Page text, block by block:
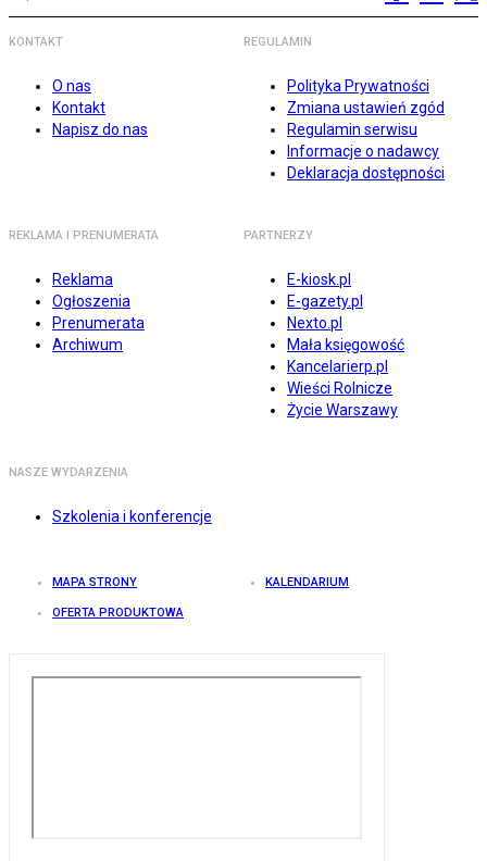
KONTAKT
O nas
Kontakt
Napisz do nas
REGULAMIN
Polityka Prywatności
Zmiana ustawień zgód
Regulamin serwisu
Informacje o nadawcy
Deklaracja dostępności
REKLAMA I PRENUMERATA
Reklama
Ogłoszenia
Prenumerata
Archiwum
PARTNERZY
E-kiosk.pl
E-gazety.pl
Nexto.pl
Mała księgowość
Kancelarierp.pl
Wieści Rolnicze
Życie Warszawy
NASZE WYDARZENIA
Szkolenia i konferencje
MAPA STRONY KALENDARIUM
OFERTA PRODUKTOWA